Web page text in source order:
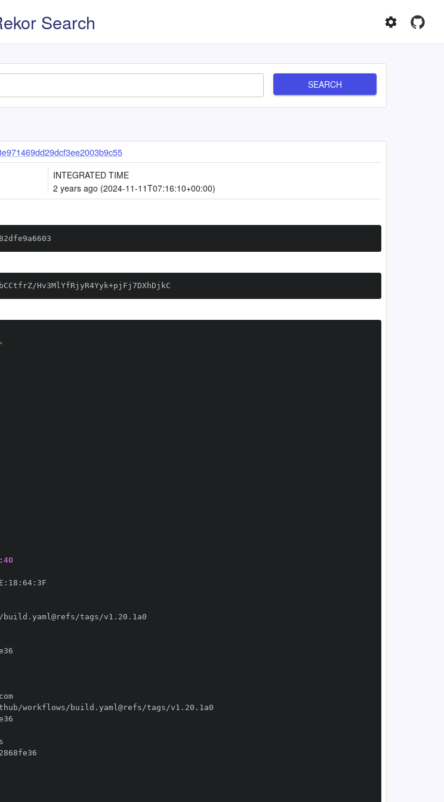
Search
SEARCH
INTEGRATED TIME
2 years ago (2024-11-11T07:16:10+00:00)
Hv3MlYfRjyR4Yyk+pjFj7DXhDjkC
: 40
: 18 : 64:
//token.actions.githubusercontent.com